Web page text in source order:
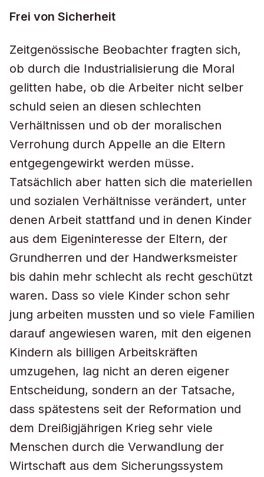
Frei von Sicherheit
Zeitgenössische Beobachter fragten sich,
ob durch die Industrialisierung die Moral
gelitten habe, ob die Arbeiter nicht selber
schuld seien an diesen schlechten
Verhältnissen und ob der moralischen
Verrohung durch Appelle an die Eltern
entgegengewirkt werden müsse.
Tatsächlich aber hatten sich die materiellen
und sozialen Verhältnisse verändert, unter
denen Arbeit stattfand und in denen Kinder
aus dem Eigeninteresse der Eltern, der
Grundherren und der Handwerksmeister
bis dahin mehr schlecht als recht geschützt
waren. Dass so viele Kinder schon sehr
jung arbeiten mussten und so viele Familien
darauf angewiesen waren, mit den eigenen
Kindern als billigen Arbeitskräften
umzugehen, lag nicht an deren eigener
Entscheidung, sondern an der Tatsache,
dass spätestens seit der Reformation und
dem Dreißigjährigen Krieg sehr viele
Menschen durch die Verwandlung der
Wirtschaft aus dem Sicherungssystem